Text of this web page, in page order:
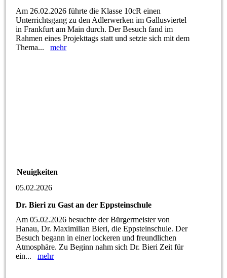
Am 26.02.2026 führte die Klasse 10cR einen
Unterrichtsgang zu den Adlerwerken im Gallusviertel
in Frankfurt am Main durch. Der Besuch fand im
Rahmen eines Projekttags statt und setzte sich mit dem
Thema...mehr
Neuigkeiten
05.02.2026
Dr. Bieri zu Gast an der Eppsteinschule
Am 05.02.2026 besuchte der Bürgermeister von
Hanau, Dr. Maximilian Bieri, die Eppsteinschule. Der
Besuch begann in einer lockeren und freundlichen
Atmosphäre. Zu Beginn nahm sich Dr. Bieri Zeit für
ein...mehr